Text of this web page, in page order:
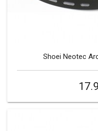
Shoei Neotec